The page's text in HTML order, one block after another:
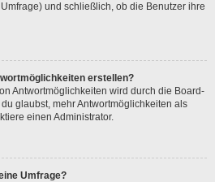
und schließlich, ob die Benutzer ihre
erstellen?
Antwortmöglichkeiten wird durch die Board-
glaubst, mehr Antwortmöglichkeiten als
einen Administrator.
Umfrage?